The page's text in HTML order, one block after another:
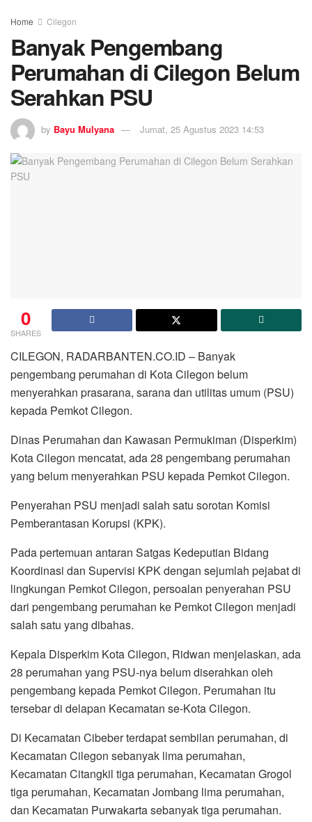
Home Cilegon
Banyak Pengembang
Perumahan di Cilegon Belum
Serahkan PSU
by Bayu Mulyana Jumat, 25 Agustus 2023 14:53
0
SHARES
CILEGON, RADARBANTEN.CO.ID – Banyak
pengembang perumahan di Kota Cilegon belum
menyerahkan prasarana, sarana dan utilitas umum (PSU)
kepada Pemkot Cilegon.
Dinas Perumahan dan Kawasan Permukiman (Disperkim)
Kota Cilegon mencatat, ada 28 pengembang perumahan
yang belum menyerahkan PSU kepada Pemkot Cilegon.
Penyerahan PSU menjadi salah satu sorotan Komisi
Pemberantasan Korupsi (KPK).
Pada pertemuan antaran Satgas Kedeputian Bidang
Koordinasi dan Supervisi KPK dengan sejumlah pejabat di
lingkungan Pemkot Cilegon, persoalan penyerahan PSU
dari pengembang perumahan ke Pemkot Cilegon menjadi
salah satu yang dibahas.
Kepala Disperkim Kota Cilegon, Ridwan menjelaskan, ada
28 perumahan yang PSU-nya belum diserahkan oleh
pengembang kepada Pemkot Cilegon. Perumahan itu
tersebar di delapan Kecamatan se-Kota Cilegon.
Di Kecamatan Cibeber terdapat sembilan perumahan, di
Kecamatan Cilegon sebanyak lima perumahan,
Kecamatan Citangkil tiga perumahan, Kecamatan Grogol
tiga perumahan, Kecamatan Jombang lima perumahan,
dan Kecamatan Purwakarta sebanyak tiga perumahan.